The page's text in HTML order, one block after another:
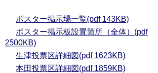
ポスター掲示場一覧(pdf 143KB)
ポスター掲示板設置箇所（全体）(pdf
2500KB)
生津投票区詳細図(pdf 1623KB)
本田投票区詳細図(pdf 1859KB)